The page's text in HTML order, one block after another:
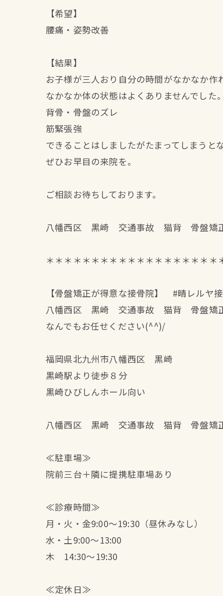
【希望】
腰痛・姿勢改善
【結果】
お子様が三人おり自分の時間がなかなか
なかなか体の状態はよくありませんでした
背骨・骨盤のズレ
筋緊張強
できることはしましたがたまってしまうと
ぜひお早目の来院を。
ご相談お待ちしております。
八幡西区 黒崎 交通事故 猫背 骨盤
＊＊＊＊＊＊＊＊＊＊＊＊＊＊＊＊＊＊＊
【骨盤矯正が得意な接骨院】 #晴レルヤ
八幡西区 黒崎 交通事故 猫背 骨盤
なんでもお任せください(^^)/
福岡県北九州市八幡西区 黒崎
黒崎駅より徒歩８分
黒崎ひびしんホール向い
八幡西区 黒崎 交通事故 猫背 骨盤
≪駐車場≫
院前三台＋隣に提携駐車場あり
≪診療時間≫
月・火・金9:00～19:30（昼休みなし）
水・土9:00～13:00
木 14:30〜19:30
≪定休日≫